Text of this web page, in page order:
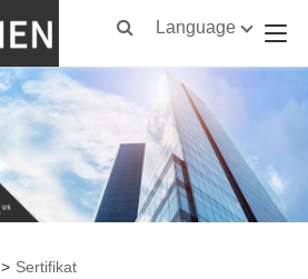
Language
> Sertifikat